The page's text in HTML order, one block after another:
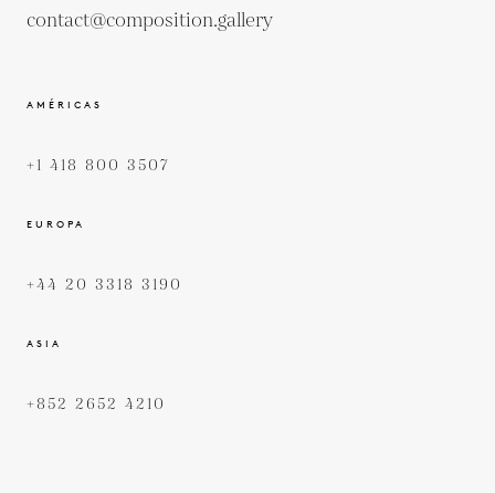
contact@composition.gallery
AMÉRICAS
+1 418 800 3507
EUROPA
+44 20 3318 3190
ASIA
+852 2652 4210